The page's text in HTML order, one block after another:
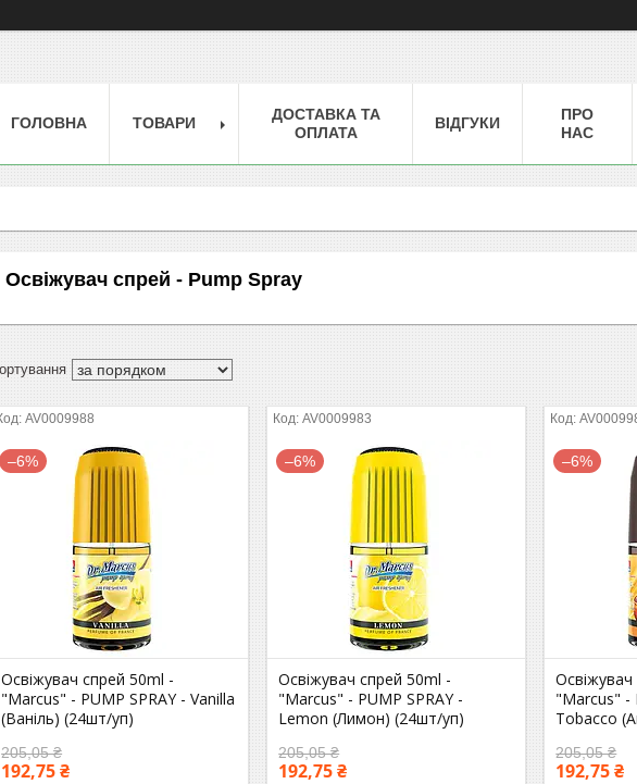
ГОЛОВНА ТОВАРИ
ДОСТАВКА ТА
ОПЛАТА
ВІДГУКИ
ПРО
НАС
Освіжувач спрей - Pump Spray
AV0009988
–6%
Освіжувач спрей 50ml -
"Marcus" - PUMP SPRAY - Vanilla
(Ваніль) (24шт/уп)
205,05 ₴
192,75 ₴
AV0009983
–6%
Освіжувач спрей 50ml -
"Marcus" - PUMP SPRAY -
Lemon (Лимон) (24шт/уп)
205,05 ₴
192,75 ₴
–6%
"Marcus" -
Tobacco
205,05 ₴
192,75 ₴